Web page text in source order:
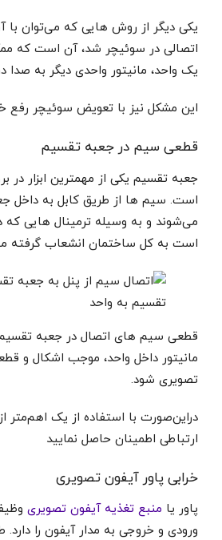
یکی دیگر از روش هایی که می‌توان با
اتصالی در سوئیچر شد، آن است که
یک واحد، مانیتور واحدی دیگر به صدا
این مشکل نیز با تعویض سوئیچر رفع
قطعی سیم در جعبه تقسیم
جعبه تقسیم یکی از مهمترین ابزار در
است. سیم ها از طریق کابل به داخل
می‌شوند و به وسیله ترمینال هایی که
است به کل ساختمان انشعاب گرفته
قطعی سیم های اتصال در جعبه
مانیتور داخل واحد، موجب اشکال و
تصویری شود.
دراین‌صورت با استفاده از یک
ارتباطی اطمینان حاصل نمایید
خرابی پاور آیفون تصویری
پاور یا منبع تغذیه آیفون تصویری
ورودی و خروجی به مدار آیفون را دارد.